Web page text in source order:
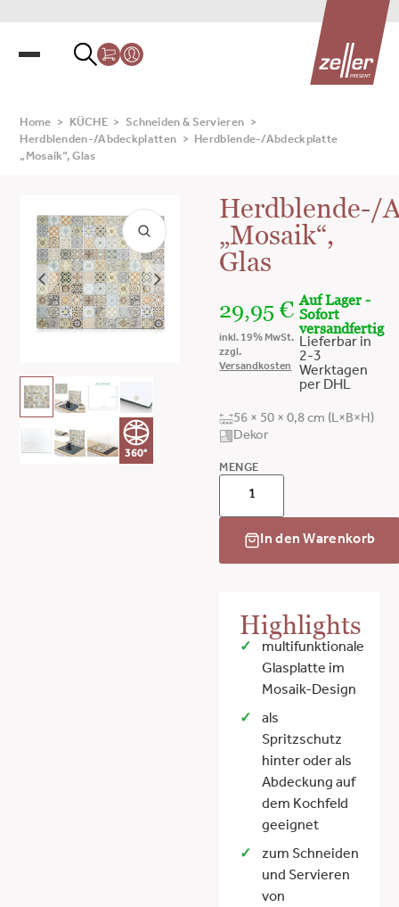
Home > KÜCHE > Schneiden & Servieren
>
Herdblenden-/Abdeckplatten
>
Herdblende-/Abdeckplatte
„Mosaik“, Glas
360°
Herdblende-/
„Mosaik“,
Glas
29,95€
inkl. 19% MwSt.
zzgl.
Versandkosten
Auf Lager -
Sofort
versandfertig
Lieferbar in
2-3
Werktagen
per DHL
56 × 50 × 0,8 cm (L×B×H)
Dekor
MENGE
In den Warenkorb
Highlights
multifunktionale
Glasplatte im
Mosaik-Design
als
Spritzschutz
hinter oder als
Abdeckung auf
dem Kochfeld
geeignet
zum Schneiden
und Servieren
von